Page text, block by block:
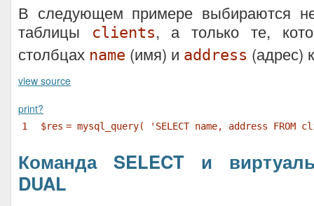
В следующем примере выбираются
таблицы
clients, а только те,
столбцах name (имя) и address (адрес)
view source
print?
1 $res = mysql_query( 'SELECT name, address FROM
Команда SELECT и
DUAL